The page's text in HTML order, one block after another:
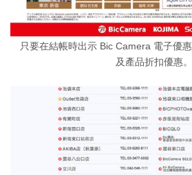
只要在結帳時出示 Bic Camera 電子優
及產品折扣優惠。